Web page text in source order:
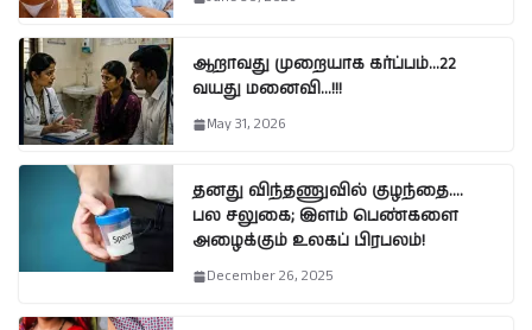
ஆறாவது முறையாக கர்ப்பம்…22
வயது மனைவி…!!!
May 31, 2026
தனது விந்தணுவில் குழந்தை….
பல சலுகை; இளம் பெண்களை
அழைக்கும் உலகப் பிரபலம்!
December 26, 2025